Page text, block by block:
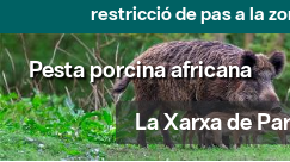
restricció de pas a la
Pesta porcina africana
La Xarxa de